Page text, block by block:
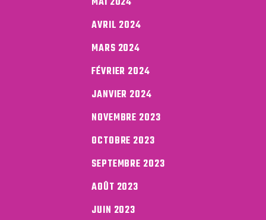
AVRIL 2024
MARS 2024
FÉVRIER 2024
JANVIER 2024
NOVEMBRE 2023
OCTOBRE 2023
SEPTEMBRE 2023
AOÛT 2023
JUIN 2023